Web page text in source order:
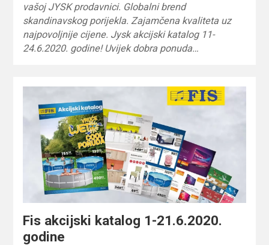
vašoj JYSK prodavnici. Globalni brend
skandinavskog porijekla. Zajamčena kvaliteta uz
najpovoljnije cijene. Jysk akcijski katalog 11-
24.6.2020. godine! Uvijek dobra ponuda…
Fis akcijski katalog 1-21.6.2020.
godine